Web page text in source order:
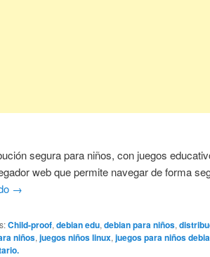
segura para niños, con juegos
web que permite navegar de forma
→
Child-proof,debian edu,debian para niños,
niños,juegos niños linux,juegos para niños